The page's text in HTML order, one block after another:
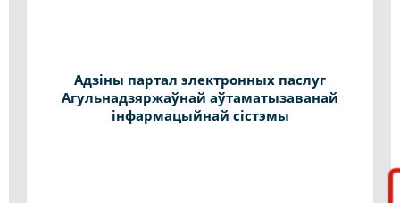
Адзіны партал электронных паслуг
Агульнадзяржаўнай аўтаматызаванай
інфармацыйнай сістэмы